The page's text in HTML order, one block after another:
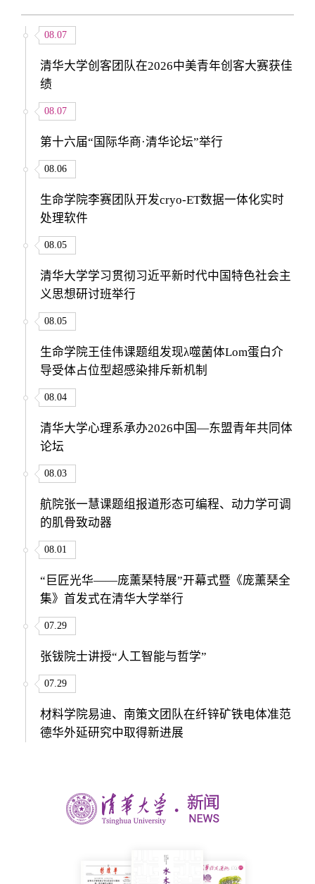
08.07
清华大学创客团队在2026中美青年创客大赛获佳
绩
08.07
第十六届“国际华商·清华论坛”举行
08.06
生命学院李赛团队开发cryo-ET数据一体化实时
处理软件
08.05
清华大学学习贯彻习近平新时代中国特色社会主
义思想研讨班举行
08.05
生命学院王佳伟课题组发现λ噬菌体Lom蛋白介
导受体占位型超感染排斥新机制
08.04
清华大学心理系承办2026中国—东盟青年共同体
论坛
08.03
航院张一慧课题组报道形态可编程、动力学可调
的肌骨致动器
08.01
“巨匠光华——庞薰琹特展”开幕式暨《庞薰琹全
集》首发式在清华大学举行
07.29
张钹院士讲授“人工智能与哲学”
07.29
材料学院易迪、南策文团队在纤锌矿铁电体准范
德华外延研究中取得新进展